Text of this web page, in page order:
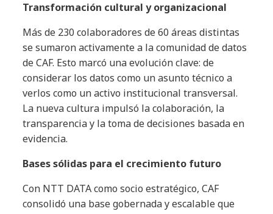
Transformación cultural y organizacional
Más de 230 colaboradores de 60 áreas distintas
se sumaron activamente a la comunidad de datos
de CAF. Esto marcó una evolución clave: de
considerar los datos como un asunto técnico a
verlos como un activo institucional transversal.
La nueva cultura impulsó la colaboración, la
transparencia y la toma de decisiones basada en
evidencia.
Bases sólidas para el crecimiento futuro
Con NTT DATA como socio estratégico, CAF
consolidó una base gobernada y escalable que